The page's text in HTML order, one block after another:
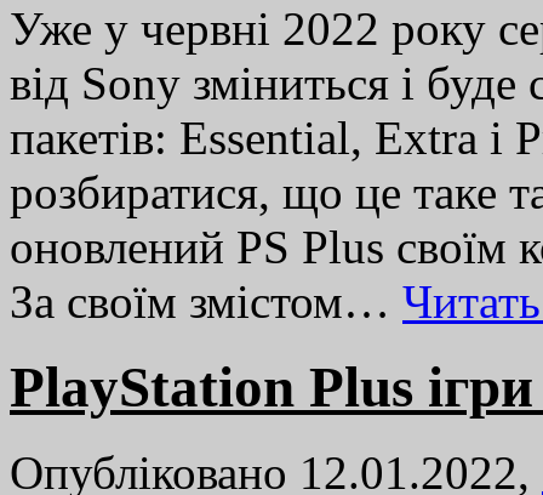
Уже у червні 2022 року
від Sony зміниться і буде
пакетів: Essential, Extra і
розбиратися, що це таке
оновлений PS Plus своїм
За своїм змістом…
PlayStation Plus ігри
Опубліковано 12.01.2022,